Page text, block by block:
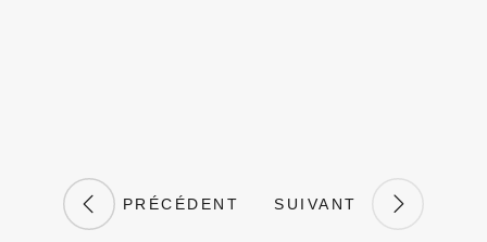
PRÉCÉDENT SUIVANT